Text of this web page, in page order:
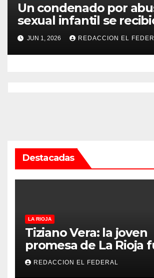
Un condenado por
sexual infantil se
psicopedagogo dentro
Servicio Penitenciario
Rioja
JUN 1, 2026 REDACCION EL
Destacadas
LA RIOJA
Tiziano Vera: la joven
promesa de La Rioja
convocado a la
Argentina sub-15
REDACCION EL FEDERAL